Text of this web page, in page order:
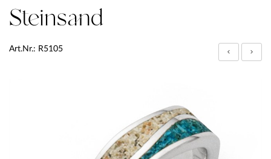
Steinsand
Art.Nr.: R5105